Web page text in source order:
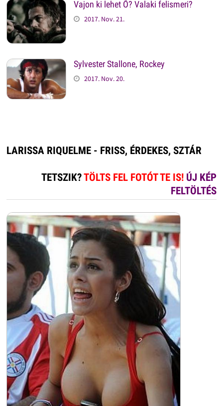
Vajon ki lehet Ő? Valaki felismeri?
2017. Nov. 21.
Sylvester Stallone, Rockey
2017. Nov. 20.
LARISSA RIQUELME - FRISS, ÉRDEKES, SZTÁR
TETSZIK?TÖLTS FEL FOTÓT TE IS! ÚJ KÉP
FELTÖLTÉS